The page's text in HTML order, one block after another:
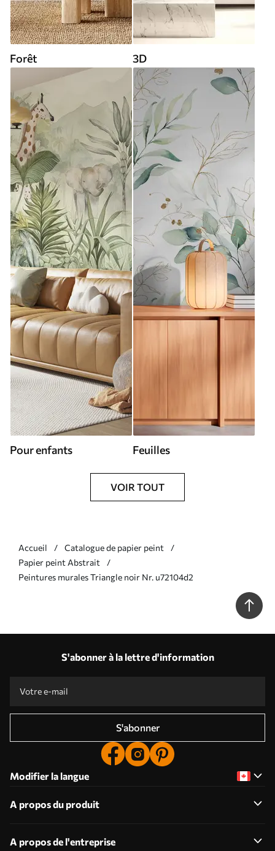
Forêt 3D
Pour enfants Feuilles
VOIR TOUT
Accueil
Catalogue de papier peint
Papier peint Abstrait
Peintures murales Triangle noir Nr. u72104d2
S'abonner à la lettre d'information
S'abonner
Modifier la langue
A propos du produit
A propos de l'entreprise